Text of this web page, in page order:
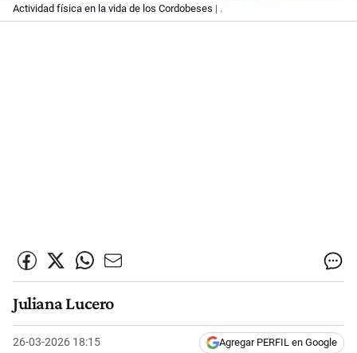
Actividad física en la vida de los Cordobeses | .
Juliana Lucero
26-03-2026 18:15 Agregar PERFIL en Google